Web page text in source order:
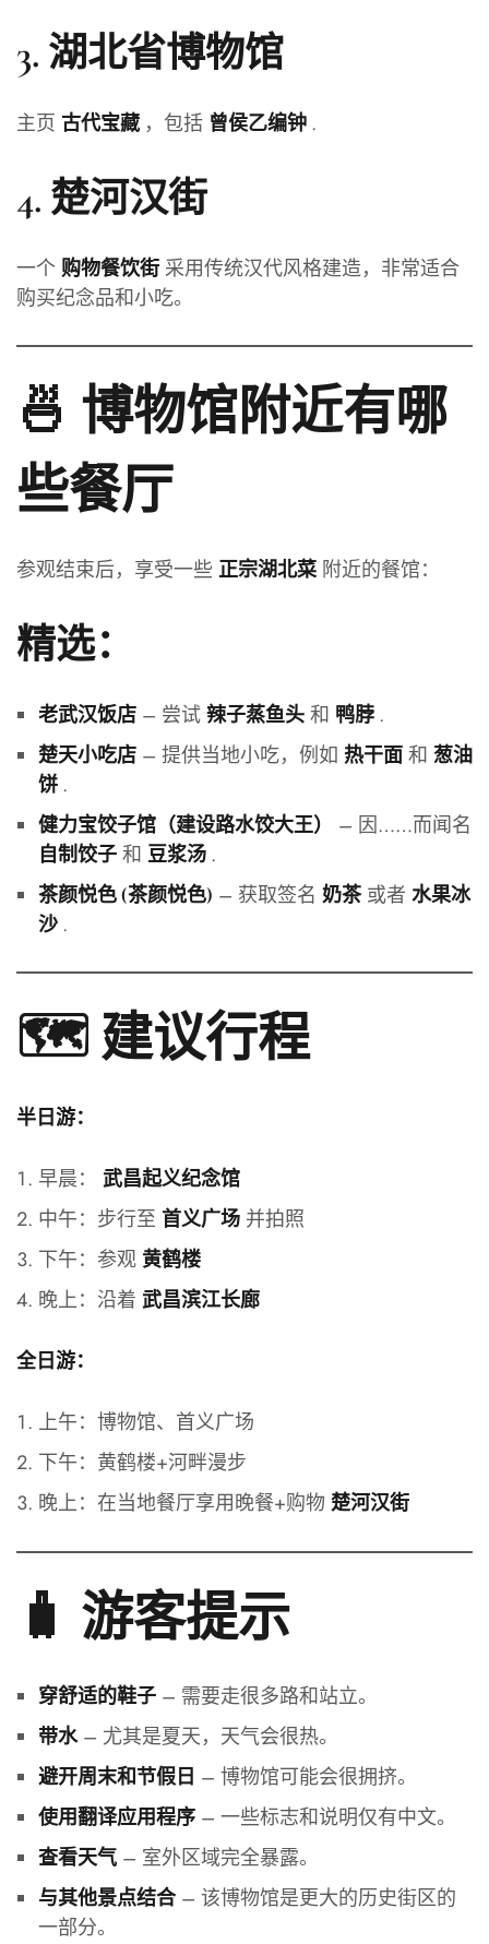
3. 湖北省博物馆
主页 古代宝藏 ，包括 曾侯乙编钟 .
4. 楚河汉街
一个 购物餐饮街 采用传统汉代风格建造，非常适合
购买纪念品和小吃。
🍜 博物馆附近有哪
些餐厅
参观结束后，享受一些 正宗湖北菜附近的餐馆：
精选：
老武汉饭店– 尝试 辣子蒸鱼头和 鸭脖 .
楚天小吃店– 提供当地小吃，例如 热干面和 葱油
饼 .
健力宝饺子馆（建设路水饺大王） – 因……而闻名
自制饺子和 豆浆汤 .
茶颜悦色 (茶颜悦色) – 获取签名 奶茶或者 水果冰
沙 .
🗺️ 建议行程
半日游：
早晨： 武昌起义纪念馆
中午：步行至 首义广场并拍照
下午：参观 黄鹤楼
晚上：沿着 武昌滨江长廊
全日游：
上午：博物馆、首义广场
下午：黄鹤楼+河畔漫步
晚上：在当地餐厅享用晚餐+购物 楚河汉街
🧳 游客提示
穿舒适的鞋子– 需要走很多路和站立。
带水– 尤其是夏天，天气会很热。
避开周末和节假日 – 博物馆可能会很拥挤。
使用翻译应用程序– 一些标志和说明仅有中文。
查看天气– 室外区域完全暴露。
与其他景点结合– 该博物馆是更大的历史街区的
一部分。